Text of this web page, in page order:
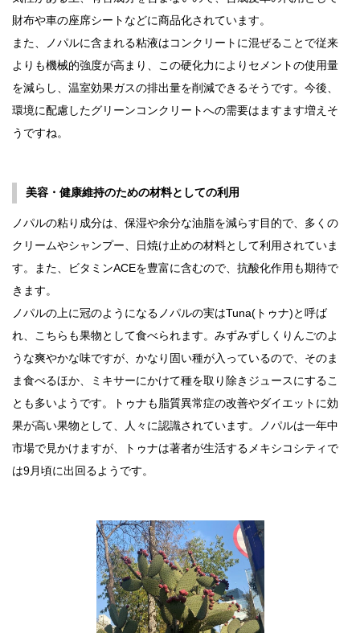
財布や車の座席シートなどに商品化されています。
また、ノパルに含まれる粘液はコンクリートに混ぜることで従来
よりも機械的強度が高まり、この硬化力によりセメントの使用量
を減らし、温室効果ガスの排出量を削減できるそうです。今後、
環境に配慮したグリーンコンクリートへの需要はますます増えそ
うですね。
美容・健康維持のための材料としての利用
ノパルの粘り成分は、保湿や余分な油脂を減らす目的で、多くの
クリームやシャンプー、日焼け止めの材料として利用されていま
す。また、ビタミンACEを豊富に含むので、抗酸化作用も期待で
きます。
ノパルの上に冠のようになるノパルの実はTuna(トゥナ)と呼ば
れ、こちらも果物として食べられます。みずみずしくりんごのよ
うな爽やかな味ですが、かなり固い種が入っているので、そのま
ま食べるほか、ミキサーにかけて種を取り除きジュースにするこ
とも多いようです。トゥナも脂質異常症の改善やダイエットに効
果が高い果物として、人々に認識されています。ノパルは一年中
市場で見かけますが、トゥナは著者が生活するメキシコシティで
は9月頃に出回るようです。